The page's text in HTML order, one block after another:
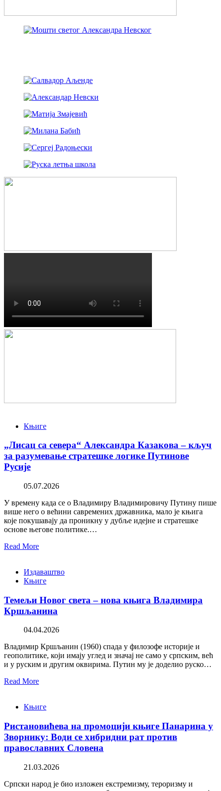
Књиге
„Лисац са севера“ Александра Казакова – кључ
за разумевање стратешке логике Путинове
Русије
05.07.2026
У времену када се о Владимиру Владимировичу Путину пише
више него о већини савремених државника, мало је књига
које покушавају да проникну у дубље идејне и стратешке
основе његове политике.…
Read More
Издаваштво
Књиге
Темељи Новог света – нова књига Владимира
Кршљанина
04.04.2026
Владимир Кршљанин (1960) спада у филозофе историје и
геополитике, који имају углед и значај не само у српским, већ
и у руским и другим оквирима. Путин му је доделио руско…
Read More
Књиге
Ристановићева на промоцији књиге Панарина у
Зворнику: Води се хибридни рат против
православних Словена
21.03.2026
Српски народ је био изложен екстремизму, тероризму и